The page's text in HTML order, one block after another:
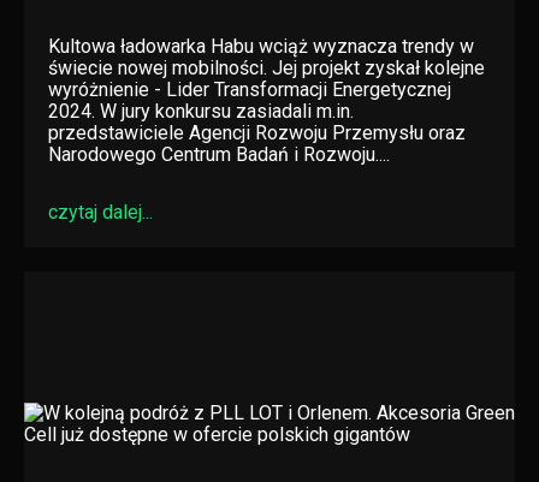
Kultowa ładowarka Habu wciąż wyznacza trendy w
świecie nowej mobilności. Jej projekt zyskał kolejne
wyróżnienie - Lider Transformacji Energetycznej
2024. W jury konkursu zasiadali m.in.
przedstawiciele Agencji Rozwoju Przemysłu oraz
Narodowego Centrum Badań i Rozwoju....
czytaj dalej...